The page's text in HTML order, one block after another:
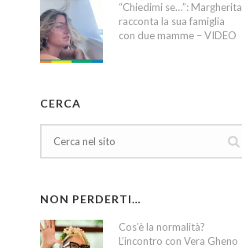
“Chiedimi se…”: Margherita
racconta la sua famiglia
con due mamme – VIDEO
CERCA
NON PERDERTI…
Cos’è la normalità?
L’incontro con Vera Gheno